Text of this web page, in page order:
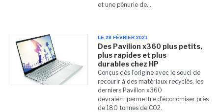
et une pénurie de...
LE 28 FÉVRIER 2021
Des Pavilion x360 plus petits,
plus rapides et plus
durables chez HP
Conçus dès l'origine avec le souci de
recourir à des matériaux recyclés, les
derniers Pavillon x360
devraient permettre d'économiser près
de 180 tonnes de CO2.